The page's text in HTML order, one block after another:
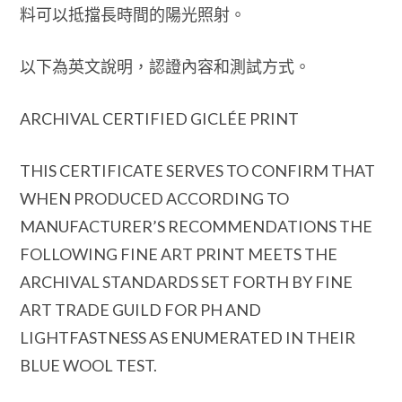
料可以抵擋長時間的陽光照射。
以下為英文說明，認證內容和測試方式。
ARCHIVAL CERTIFIED GICLÉE PRINT
THIS CERTIFICATE SERVES TO CONFIRM THAT
WHEN PRODUCED ACCORDING TO
MANUFACTURER’S RECOMMENDATIONS THE
FOLLOWING FINE ART PRINT MEETS THE
ARCHIVAL STANDARDS SET FORTH BY FINE
ART TRADE GUILD FOR PH AND
LIGHTFASTNESS AS ENUMERATED IN THEIR
BLUE WOOL TEST.